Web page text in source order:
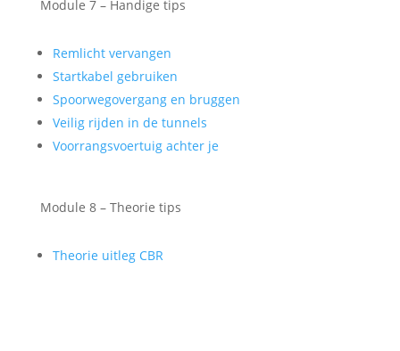
Module 7 – Handige tips
Remlicht vervangen
Startkabel gebruiken
Spoorwegovergang en bruggen
Veilig rijden in de tunnels
Voorrangsvoertuig achter je
Module 8 – Theorie tips
Theorie uitleg CBR